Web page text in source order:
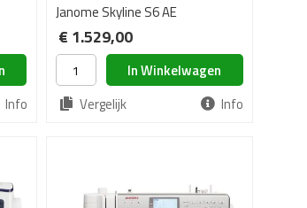
Info
Janome Skyline S6 AE
€ 1.529,00
In Winkelwagen
Vergelijk
Info